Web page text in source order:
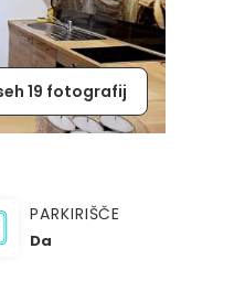
19 fotografij
PARKIRIŠČE
Da